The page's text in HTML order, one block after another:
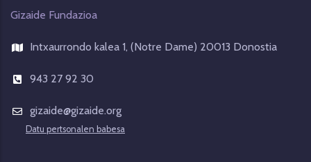
Gizaide Fundazioa
Intxaurrondo kalea 1, (Notre Dame) 20013 Donostia
943 27 92 30
gizaide@gizaide.org
Datu pertsonalen babesa